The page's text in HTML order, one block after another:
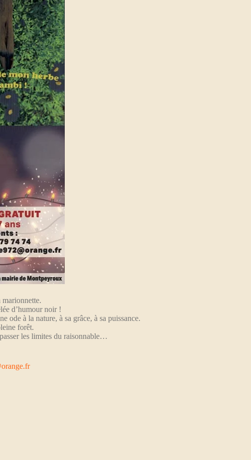
marionnette.
d’humour noir !
ode à la nature, à sa grâce, à sa puissance.
forêt.
les limites du raisonnable…